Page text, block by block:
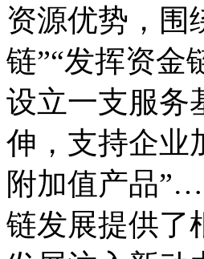
资源优势，围
链”“发挥资金
设立一支服务
伸，支持企业
附加值产品
链发展提供了